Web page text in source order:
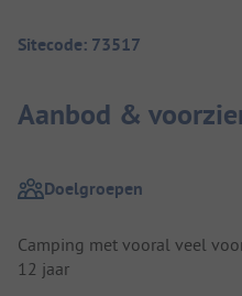
Sitecode: 73517
Aanbod &
Doelgroepen
Camping met vooral veel
12 jaar